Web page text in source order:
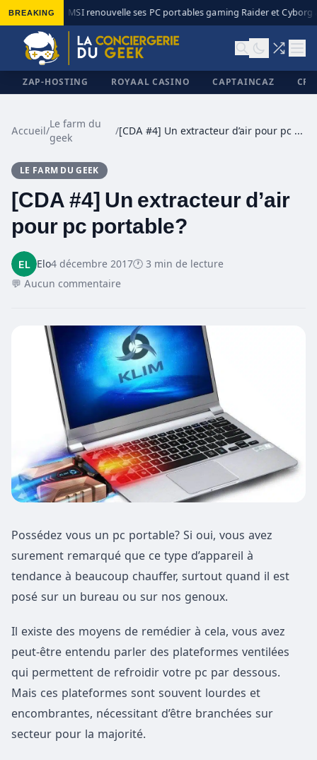
BREAKING◆ MSI renouvelle ses PC portables gaming Raider et Cyborg
ZAP-HOSTING ROYAAL CASINO CAPTAINCAZ
Accueil/
Le farm du
geek
/ [CDA #4] Un extracteur d’air pour pc portable?
LE FARM DU GEEK
[CDA #4] Un extracteur d’air
pour pc portable?
Elo4 décembre 2017🕐 3 min de lecture
💬 Aucun commentaire
Possédez vous un pc portable? Si oui, vous avez
surement remarqué que ce type d’appareil à
tendance à beaucoup chauffer, surtout quand il est
posé sur un bureau ou sur nos genoux.
Il existe des moyens de remédier à cela, vous avez
peut-être entendu parler des plateformes ventilées
qui permettent de refroidir votre pc par dessous.
Mais ces plateformes sont souvent lourdes et
encombrantes, nécessitant d’être branchées sur
secteur pour la majorité.